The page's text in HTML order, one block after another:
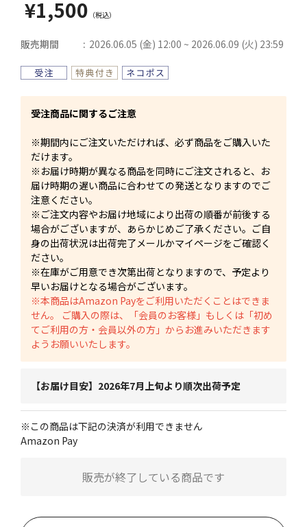
¥1,500
販売期間 2026.06.05 (金) 12:00 ~ 2026.06.09 (火) 23:59
受注商品に関するご注意
※期間内にご注文いただければ、必ず商品をご購入いた
だけます。
※お届け時期が異なる商品を同時にご注文されると、お
届け時期の遅い商品に合わせての発送となりますのでご
注意ください。
※ご注文内容やお届け地域により出荷の順番が前後する
場合がございますが、あらかじめご了承ください。ご自
身の出荷状況は出荷完了メールかマイページをご確認く
ださい。
※在庫がご用意でき次第出荷となりますので、予定より
早いお届けとなる場合がございます。
※本商品はAmazon Payをご利用いただくことはできま
せん。 ご購入の際は、「会員のお客様」もしくは「初め
てご利用の方・会員以外の方」からお進みいただきます
ようお願いいたします。
【お届け目安】2026年7月上旬より順次出荷予定
※この商品は下記の決済が利用できません
Amazon Pay
販売が終了している商品です